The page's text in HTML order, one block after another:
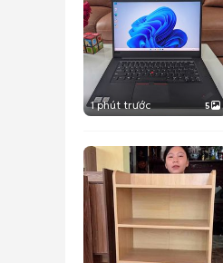
1 phút trước 5